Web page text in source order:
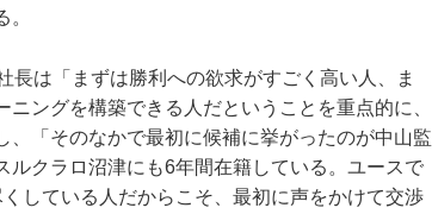
は「まずは勝利への欲求がすごく高い人、ま
ングを構築できる人だということを重点的に、
「そのなかで最初に候補に挙がったのが中山監
クラロ沼津にも6年間在籍している。ユースで
している人だからこそ、最初に声をかけて交渉